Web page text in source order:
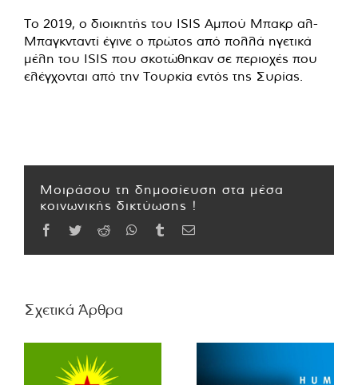
Το 2019, ο διοικητής του ISIS Αμπού Μπακρ αλ-
Μπαγκνταντί έγινε ο πρώτος από πολλά ηγετικά
μέλη του ISIS που σκοτώθηκαν σε περιοχές που
ελέγχονται από την Τουρκία εντός της Συρίας.
Μοιράσου τη δημοσίευση στα μέσα
κοινωνικής δικτύωσης !
Facebook
TwitterReddit WhatsApp
TumblrEmail
Σχετικά Άρθρα